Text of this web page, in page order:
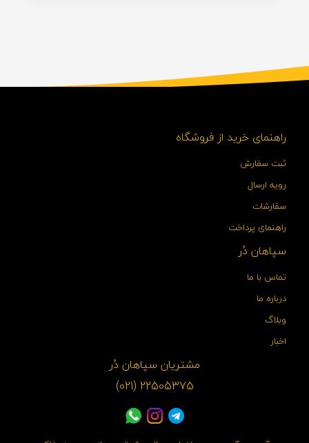
راهنمای خرید از فروشگاه
ثبت سفارش
رویه ارسال
سفارشات
راهنمای پرداخت
سپاهان دُر
تماس با ما
درباره ما
وبلاگ
اخبار
مشتریان سپاهان دُر
22505375 (021)